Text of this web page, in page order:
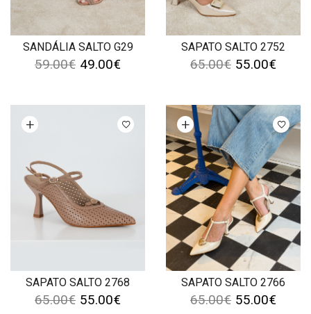
SANDÁLIA SALTO G29
59.00€ 49.00€
SAPATO SALTO 2752
65.00€ 55.00€
SAPATO SALTO 2768
opções
65.00€ 55.00€
SAPATO SALTO 2766
Ver opções
65.00€ 55.00€